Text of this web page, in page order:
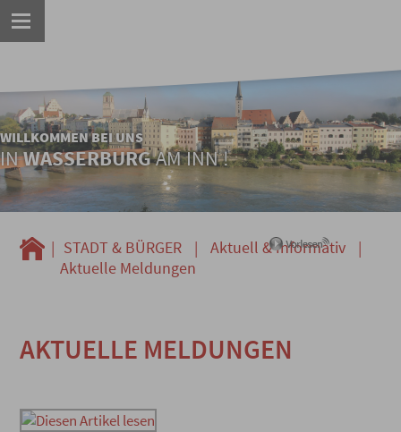
WILLKOMMEN BEI UNS
INWASSERBURGAM INN !
| STADT & BÜRGER | Aktuell & Informativ
|
Aktuelle Meldungen
AKTUELLE MELDUNGEN